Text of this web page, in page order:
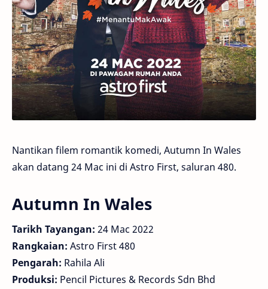
Nantikan filem romantik komedi, Autumn In Wales
akan datang 24 Mac ini di Astro First, saluran 480.
Autumn In Wales
Tarikh Tayangan: 24 Mac 2022
Rangkaian: Astro First 480
Pengarah: Rahila Ali
Produksi: Pencil Pictures & Records Sdn Bhd